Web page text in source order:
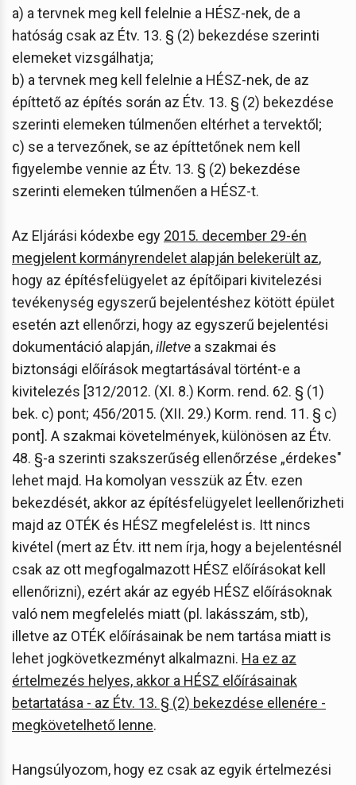
a) a tervnek meg kell felelnie a HÉSZ-nek, de a
hatóság csak az Étv. 13. § (2) bekezdése szerinti
elemeket vizsgálhatja;
b) a tervnek meg kell felelnie a HÉSZ-nek, de az
építtető az építés során az Étv. 13. § (2) bekezdése
szerinti elemeken túlmenően eltérhet a tervektől;
c) se a tervezőnek, se az építtetőnek nem kell
figyelembe vennie az Étv. 13. § (2) bekezdése
szerinti elemeken túlmenően a HÉSZ-t.
Az Eljárási kódexbe egy 2015. december 29-én
megjelent kormányrendelet alapján belekerült az,
hogy az építésfelügyelet az építőipari kivitelezési
tevékenység egyszerű bejelentéshez kötött épület
esetén azt ellenőrzi, hogy az egyszerű bejelentési
dokumentáció alapján,illetve a szakmai és
biztonsági előírások megtartásával történt-e a
kivitelezés [312/2012. (XI. 8.) Korm. rend. 62. § (1)
bek. c) pont; 456/2015. (XII. 29.) Korm. rend. 11. § c)
pont]. A szakmai követelmények, különösen az Étv.
48. §-a szerinti szakszerűség ellenőrzése „érdekes"
lehet majd. Ha komolyan vesszük az Étv. ezen
bekezdését, akkor az építésfelügyelet leellenőrizheti
majd az OTÉK és HÉSZ megfelelést is. Itt nincs
kivétel (mert az Étv. itt nem írja, hogy a bejelentésnél
csak az ott megfogalmazott HÉSZ előírásokat kell
ellenőrizni), ezért akár az egyéb HÉSZ előírásoknak
való nem megfelelés miatt (pl. lakásszám, stb),
illetve az OTÉK előírásainak be nem tartása miatt is
lehet jogkövetkezményt alkalmazni. Ha ez az
értelmezés helyes, akkor a HÉSZ előírásainak
betartatása - az Étv. 13. § (2) bekezdése ellenére -
megkövetelhető lenne.
Hangsúlyozom, hogy ez csak az egyik értelmezési